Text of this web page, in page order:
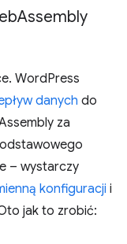
Assembly
WordPress
danych do
za
– wystarczy
konfiguracji i
jak to zrobić: